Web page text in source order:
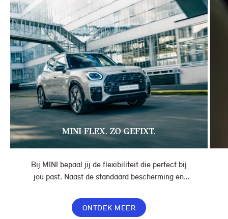
MINI FLEX. ZO GEFIXT.
Bij MINI bepaal jij de flexibiliteit die perfect bij
jou past. Naast de standaard bescherming en
lease nog meer flexibiliteit met Switch of Flex
Premium.
ONTDEK MEER